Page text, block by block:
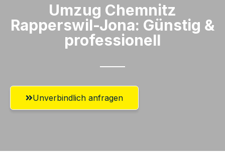
Umzug Chemnitz​
Rapperswil-Jona: Günstig &
professionell​
Unverbindlich anfragen